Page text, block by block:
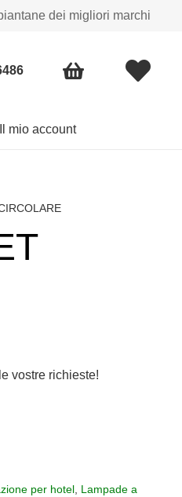
dei migliori marchi
Il mio account
vostre richieste!
per hotel, Lampade a